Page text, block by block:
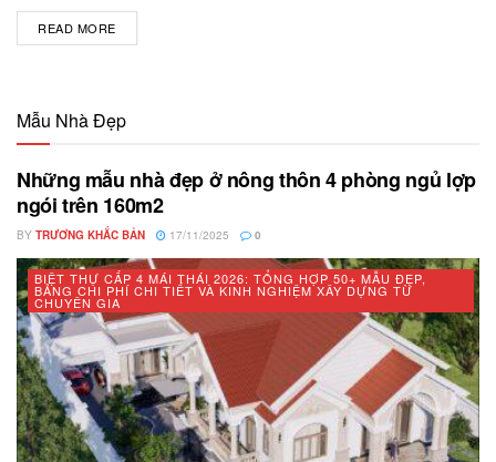
READ MORE
Mẫu Nhà Đẹp
Những mẫu nhà đẹp ở nông thôn 4 phòng ngủ lợp
ngói trên 160m2
BY TRƯƠNG KHẮC BẢN 17/11/2025 0
BIỆT THỰ CẤP 4 MÁI THÁI 2026: TỔNG HỢP 50+ MẪU ĐẸP,
BẢNG CHI PHÍ CHI TIẾT VÀ KINH NGHIỆM XÂY DỰNG TỪ
CHUYÊN GIA